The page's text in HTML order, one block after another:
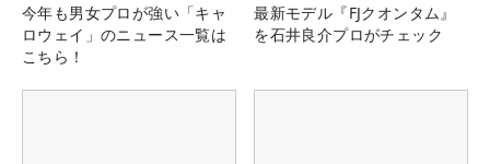
今年も男女プロが強い「キャ
ロウェイ」のニュース一覧は
こちら！
最新モデル『FJクオンタム』
を石井良介プロがチェック